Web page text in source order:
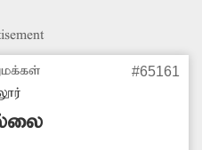
அந்த
அவதிப்பட
குப்பைகளை
கொட்டாமல்
#65161